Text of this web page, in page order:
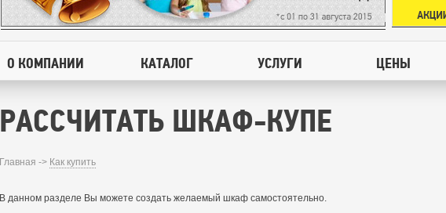
О КОМПАНИИ КАТАЛОГ УСЛУГИ ЦЕНЫ
РАССЧИТАТЬ ШКАФ-КУПЕ
Главная -> Как купить
В данном разделе Вы можете создать желаемый шкаф самостоятельно.